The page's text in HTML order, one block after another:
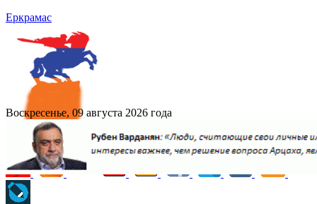
Еркрамас
Воскресенье, 09 августа 2026 года